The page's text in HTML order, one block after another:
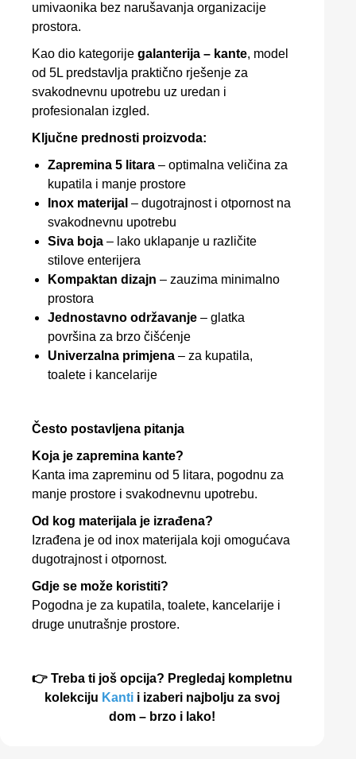
umivaonika bez narušavanja organizacije
prostora.
Kao dio kategorije galanterija – kante, model
od 5L predstavlja praktično rješenje za
svakodnevnu upotrebu uz uredan i
profesionalan izgled.
Ključne prednosti proizvoda:
Zapremina 5 litara – optimalna veličina za
kupatila i manje prostore
Inox materijal – dugotrajnost i otpornost na
svakodnevnu upotrebu
Siva boja – lako uklapanje u različite
stilove enterijera
Kompaktan dizajn – zauzima minimalno
prostora
Jednostavno održavanje – glatka
površina za brzo čišćenje
Univerzalna primjena – za kupatila,
toalete i kancelarije
Često postavljena pitanja
Koja je zapremina kante?
Kanta ima zapreminu od 5 litara, pogodnu za
manje prostore i svakodnevnu upotrebu.
Od kog materijala je izrađena?
Izrađena je od inox materijala koji omogućava
dugotrajnost i otpornost.
Gdje se može koristiti?
Pogodna je za kupatila, toalete, kancelarije i
druge unutrašnje prostore.
👉 Treba ti još opcija? Pregledaj kompletnu
kolekciju Kanti i izaberi najbolju za svoj
dom – brzo i lako!